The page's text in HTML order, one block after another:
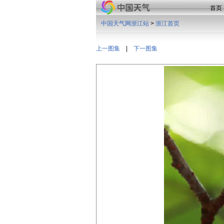
首页
上一图集 下一图集
中国天气网浙江站 > 浙江首页